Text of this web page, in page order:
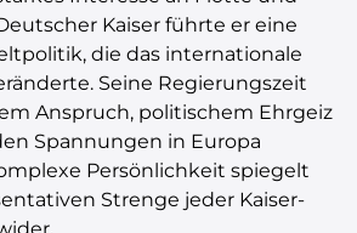
Kaiser führte er eine
die das internationale
Seine Regierungszeit
Anspruch, politischem Ehrgeiz
Spannungen in Europa
Persönlichkeit spiegelt
Strenge jeder Kaiser-